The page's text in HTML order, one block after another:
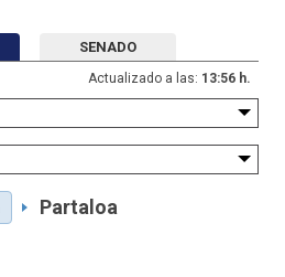
SENADO
Actualizado a las: 13:56 h.
Partaloa